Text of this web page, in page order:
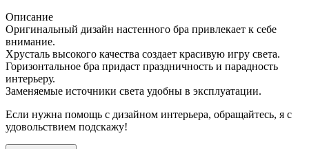
Описание
Оригинальный дизайн настенного бра привлекает к себе
внимание.
Хрусталь высокого качества создает красивую игру света.
Горизонтальное бра придаст праздничность и парадность
интерьеру.
Заменяемые источники света удобны в эксплуатации.
Если нужна помощь с дизайном интерьера, обращайтесь, я с
удовольствием подскажу!